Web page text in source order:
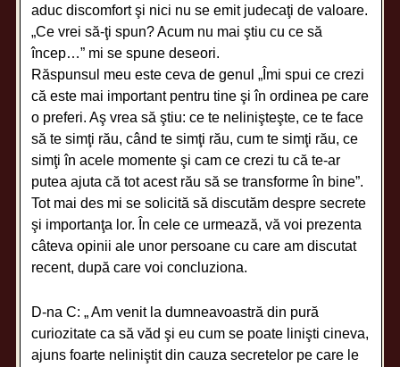
aduc discomfort şi nici nu se emit judecaţi de valoare.
„Ce vrei să-ţi spun? Acum nu mai ştiu cu ce să
încep…” mi se spune deseori.
Răspunsul meu este ceva de genul „Îmi spui ce crezi
că este mai important pentru tine şi în ordinea pe care
o preferi. Aş vrea să ştiu: ce te nelinişteşte, ce te face
să te simţi rău, când te simţi rău, cum te simţi rău, ce
simţi în acele momente şi cam ce crezi tu că te-ar
putea ajuta că tot acest rău să se transforme în bine”.
Tot mai des mi se solicită să discutăm despre secrete
şi importanţa lor. În cele ce urmează, vă voi prezenta
câteva opinii ale unor persoane cu care am discutat
recent, după care voi concluziona.
D-na C: „ Am venit la dumneavoastră din pură
curiozitate ca să văd şi eu cum se poate linişti cineva,
ajuns foarte neliniştit din cauza secretelor pe care le